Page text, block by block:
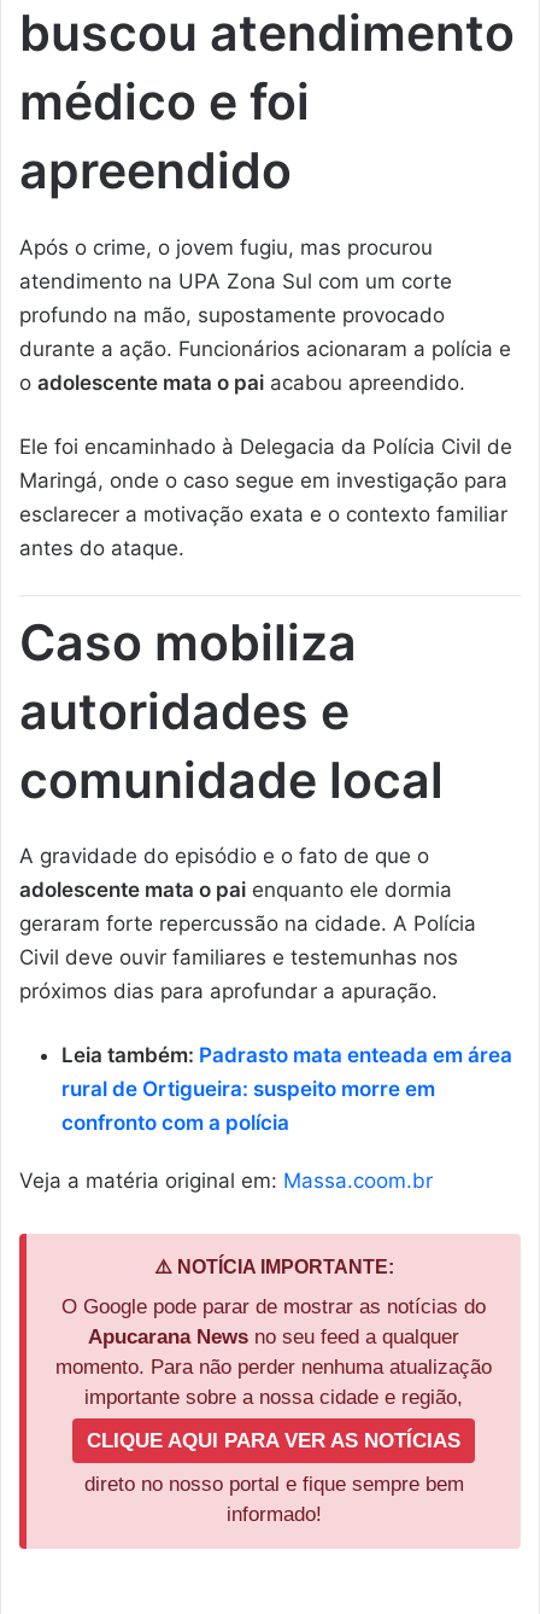
buscou atendimento
médico e foi
apreendido
Após o crime, o jovem fugiu, mas procurou
atendimento na UPA Zona Sul com um corte
profundo na mão, supostamente provocado
durante a ação. Funcionários acionaram a polícia e
o adolescente mata o pai acabou apreendido.
Ele foi encaminhado à Delegacia da Polícia Civil de
Maringá, onde o caso segue em investigação para
esclarecer a motivação exata e o contexto familiar
antes do ataque.
Caso mobiliza
autoridades e
comunidade local
A gravidade do episódio e o fato de que o
adolescente mata o pai enquanto ele dormia
geraram forte repercussão na cidade. A Polícia
Civil deve ouvir familiares e testemunhas nos
próximos dias para aprofundar a apuração.
Leia também: Padrasto mata enteada em área
rural de Ortigueira: suspeito morre em
confronto com a polícia
Veja a matéria original em: Massa.coom.br
⚠️ NOTÍCIA IMPORTANTE:
O Google pode parar de mostrar as notícias do
Apucarana News no seu feed a qualquer
momento. Para não perder nenhuma atualização
importante sobre a nossa cidade e região,
CLIQUE AQUI PARA VER AS NOTÍCIAS
direto no nosso portal e fique sempre bem
informado!